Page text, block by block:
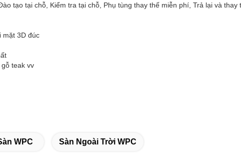
tạo tại chỗ, Kiểm tra tại chỗ, Phụ tùng thay thế miễn phí, Trả lại và thay
mặt 3D đúc
teak vv
WPC Sàn Ngoài Trời WPC